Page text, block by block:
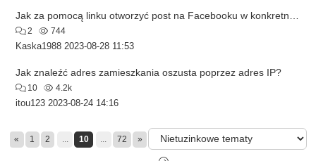
2 744
Kaska1988 2023-08-28 11:53
Jak znaleźć adres zamieszkania oszusta poprzez adres IP?
10 4.2k
itou123 2023-08-24 14:16
« 1 2 ... 10 ... 72 »